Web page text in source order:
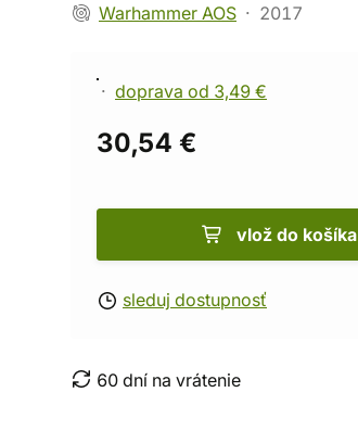
Warhammer AOS 2017
doprava od 3,49 €
30,54 €
vlož do košíka
sleduj dostupnosť
60 dní na vrátenie